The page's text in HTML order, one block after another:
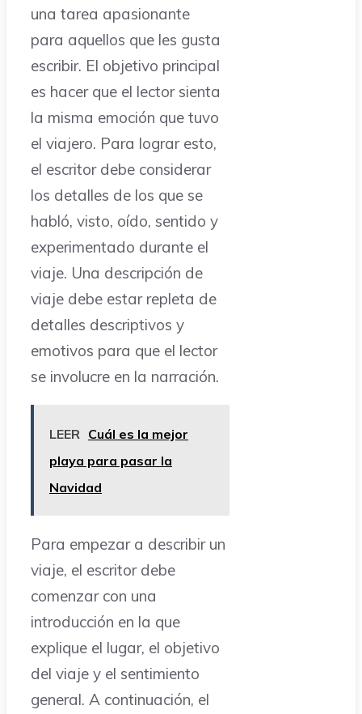
una tarea apasionante
para aquellos que les gusta
escribir. El objetivo principal
es hacer que el lector sienta
la misma emoción que tuvo
el viajero. Para lograr esto,
el escritor debe considerar
los detalles de los que se
habló, visto, oído, sentido y
experimentado durante el
viaje. Una descripción de
viaje debe estar repleta de
detalles descriptivos y
emotivos para que el lector
se involucre en la narración.
LEER Cuál es la mejor
playa para pasar la
Navidad
Para empezar a describir un
viaje, el escritor debe
comenzar con una
introducción en la que
explique el lugar, el objetivo
del viaje y el sentimiento
general. A continuación, el